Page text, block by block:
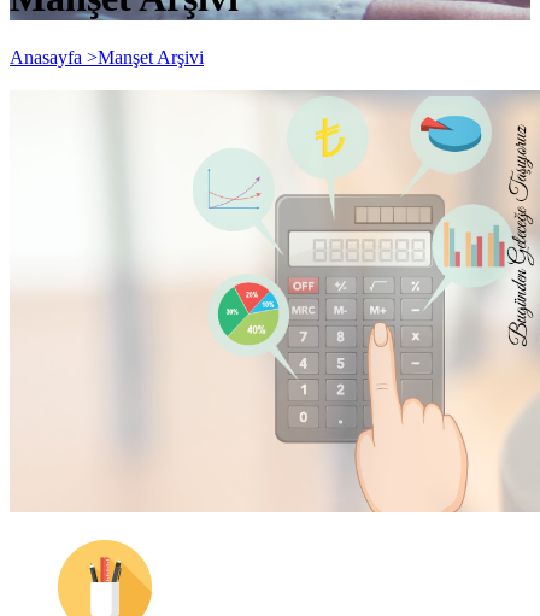
Anasayfa >Manşet Arşivi
Bilirkişilikte Nitelikli Hesaplamalar
https://form.ismmmo.org.tr/Akademi/
Geri Dön